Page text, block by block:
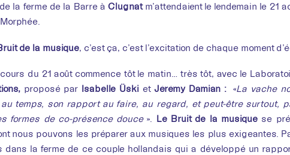
la ferme de la Barre à Clugnatm’attendaient le lendemain le 21
de la musique, c’est ça, c’est l’excitation de chaque moment
du 21 août commence tôt le matin… très tôt, avec le
proposé par Isabelle Üski et Jérémy Damian : «La vache
temps, son rapport au faire, au regard, et peut-être surtout,
formes de co-présence douce». Le Bruit de la musiquese
nous pouvons les préparer aux musiques les plus exigeantes.
dans la ferme de ce couple hollandais qui a développé un